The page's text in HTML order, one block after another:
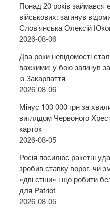
Понад 20 років займався
військових: загинув
Слов’янська Олексій
2026-08-06
Два роки невідомості
важкими: у бою загинув
із Закарпаття
2026-08-06
Мінус 100 000 грн за
виглядом Червоного
карток
2026-08-05
Росія посилює ракетні
зробив ставку ворог, чи
«дві стіни» і що робити
для Patriot
2026-08-05